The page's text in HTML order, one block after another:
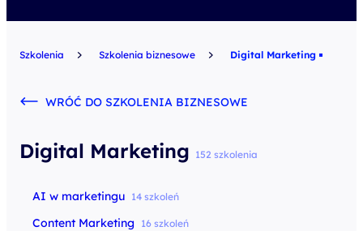
Szkolenia Szkolenia biznesowe Digital Marketing
WRÓĆ DO SZKOLENIA BIZNESOWE
Digital Marketing 152 szkolenia
AI w marketingu 14 szkoleń
Content Marketing 16 szkoleń